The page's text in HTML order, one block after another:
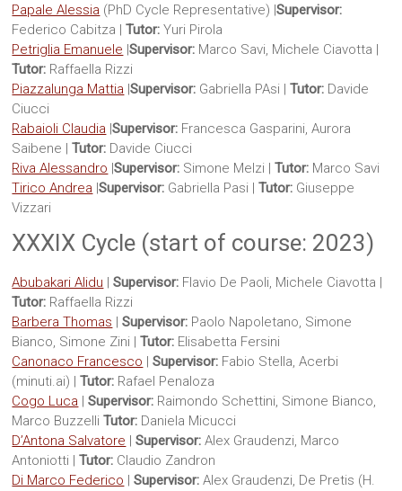
Papale Alessia (PhD Cycle Representative) |Supervisor:
Federico Cabitza |Tutor: Yuri Pirola
Petriglia Emanuele |Supervisor: Marco Savi, Michele Ciavotta |
Tutor: Raffaella Rizzi
Piazzalunga Mattia |Supervisor: Gabriella PAsi |Tutor: Davide
Ciucci
Rabaioli Claudia |Supervisor: Francesca Gasparini, Aurora
Saibene |Tutor: Davide Ciucci
Riva Alessandro |Supervisor: Simone Melzi |Tutor: Marco Savi
Tirico Andrea |Supervisor: Gabriella Pasi |Tutor: Giuseppe
Vizzari
XXXIX Cycle (start of course: 2023)
Abubakari Alidu |Supervisor: Flavio De Paoli, Michele Ciavotta |
Tutor: Raffaella Rizzi
Barbera Thomas |Supervisor: Paolo Napoletano, Simone
Bianco, Simone Zini |Tutor: Elisabetta Fersini
Canonaco Francesco |Supervisor: Fabio Stella, Acerbi
(minuti.ai) |Tutor: Rafael Penaloza
Cogo Luca |Supervisor: Raimondo Schettini, Simone Bianco,
Marco BuzzelliTutor: Daniela Micucci
D’Antona Salvatore |Supervisor: Alex Graudenzi, Marco
Antoniotti |Tutor: Claudio Zandron
Di Marco Federico |Supervisor: Alex Graudenzi, De Pretis (H.